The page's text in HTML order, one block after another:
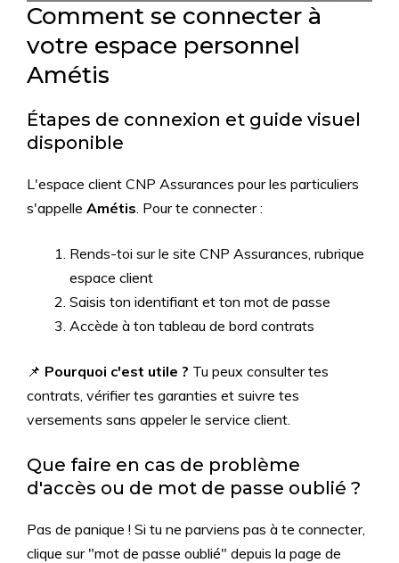
Comment se connecter à
votre espace personnel
Amétis
Étapes de connexion et guide visuel
disponible
L'espace client CNP Assurances pour les particuliers
s'appelle Amétis . Pour te connecter :
Rends-toi sur le site CNP Assurances, rubrique
espace client
Saisis ton identifiant et ton mot de passe
Accède à ton tableau de bord contrats
📌 Pourquoi c'est utile ? Tu peux consulter tes
contrats, vérifier tes garanties et suivre tes
versements sans appeler le service client.
Que faire en cas de problème
d'accès ou de mot de passe oublié ?
Pas de panique ! Si tu ne parviens pas à te connecter,
clique sur "mot de passe oublié" depuis la page de